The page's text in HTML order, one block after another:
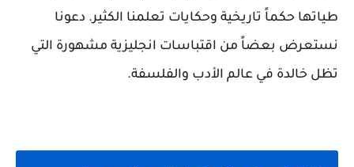
طياتها حكماً تاريخية وحكايات تعلمنا الكثير. دعونا
نستعرض بعضاً من اقتباسات انجليزية مشهورة التي
تظل خالدة في عالم الأدب والفلسفة.